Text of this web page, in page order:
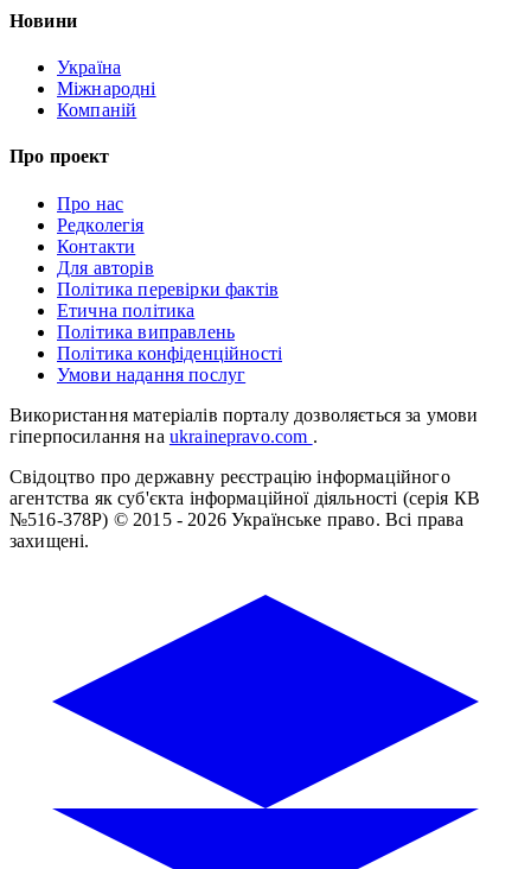
Новини
Україна
Міжнародні
Компаній
Про проект
Про нас
Редколегія
Контакти
Для авторів
Політика перевірки фактів
Етична політика
Політика виправлень
Політика конфіденційності
Умови надання послуг
Використання матеріалів порталу дозволяється за умови
гіперпосилання на ukrainepravo.com .
Свідоцтво про державну реєстрацію інформаційного
агентства як суб'єкта інформаційної діяльності (серія КВ
№516-378Р) © 2015 - 2026 Українське право. Всі права
захищені.